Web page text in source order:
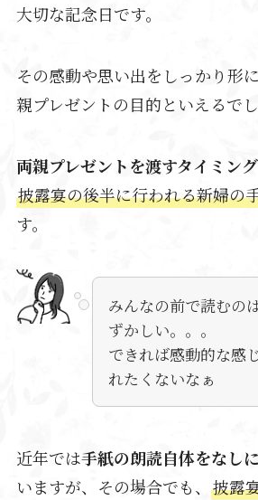
大切な記念日です。
その感動や思い出をしっかり形
親プレゼントの目的といえるでし
両親プレゼントを渡すタイミング
披露宴の後半に行われる新婦の
す。
みんなの前で読むの
ずかしい。。。
できれば感動的な感
れたくないなぁ
近年では手紙の朗読自体をなし
いますが、その場合でも、 披露